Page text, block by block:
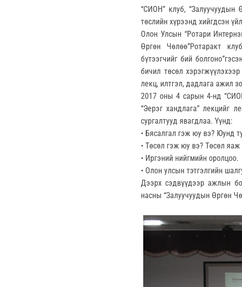
“СИОН” клуб, “Залуучуудын
төслийн хүрээнд хийгдсэн
Олон Улсын “Ротари
Өргөн Чөлөө”Ротаракт
бүтээгчийг бий
бичил төсөл
лекц, илтгэл, дадлага ажил
2017 оны 4 сарын 4-нд
“Эерэг хандлага” лекцийг
сургалтууд явагдлаа. Үүнд:
• Бясалгал гэж юу вэ? Юунд
• Төсөл гэж юу вэ? Төсөл
• Иргэний нийгмийн оролцоо.
• Олон улсын тэтгэлгийн
Дээрх сэдвүүдээр ажлын
насны “Залуучуудын Өргөн